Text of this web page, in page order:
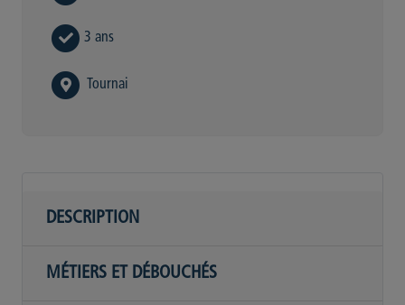
3 ans
Tournai
DESCRIPTION
MÉTIERS ET DÉBOUCHÉS